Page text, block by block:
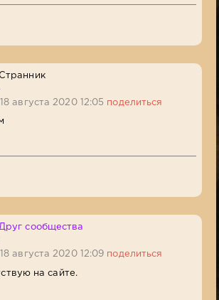
Странник
18 августа 2020 12:05 поделиться
сообщества
18 августа 2020 12:09 поделиться
на сайте.